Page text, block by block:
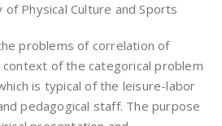
Physical Culture and Sports
problems of correlation of
of the categorical problem
is typical of the leisure-labor
pedagogical staff. The purpose